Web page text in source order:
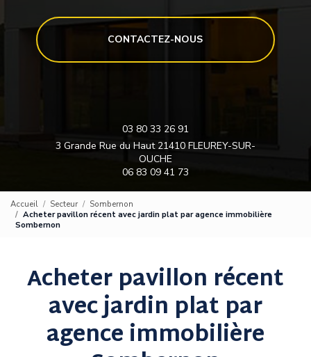
CONTACTEZ-NOUS
03 80 33 26 91
3 Grande Rue du Haut 21410 FLEUREY-SUR-
OUCHE
06 83 09 41 73
Accueil Secteur
Sombernon
Acheter pavillon récent avec jardin plat par agence immobilière
Sombernon
Acheter pavillon récent
avec jardin plat par
agence immobilière